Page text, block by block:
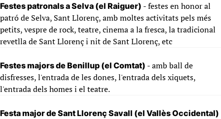
Festes patronals a Selva (el Raiguer) - festes en honor al
patró de Selva, Sant Llorenç, amb moltes activitats pels més
petits, vespre de rock, teatre, cinema a la fresca, la tradicional
revetlla de Sant Llorenç i nit de Sant Llorenç, etc
Festes majors de Benillup (el Comtat) - amb ball de
disfresses, l'entrada de les dones, l'entrada dels xiquets,
l'entrada dels homes i el teatre.
Festa major de Sant Llorenç Savall (el Vallès Occidental)